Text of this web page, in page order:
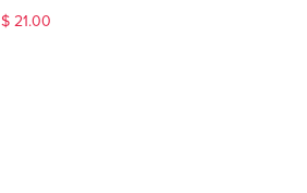
$ 21.00